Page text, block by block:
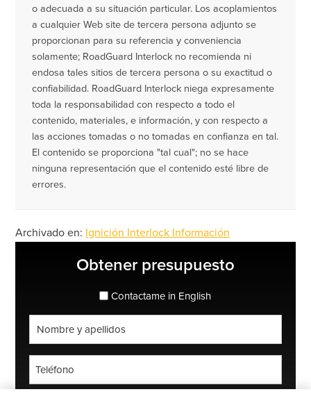
o adecuada a su situación particular. Los acoplamientos
a cualquier Web site de tercera persona adjunto se
proporcionan para su referencia y conveniencia
solamente; RoadGuard Interlock no recomienda ni
endosa tales sitios de tercera persona o su exactitud o
confiabilidad. RoadGuard Interlock niega expresamente
toda la responsabilidad con respecto a todo el
contenido, materiales, e información, y con respecto a
las acciones tomadas o no tomadas en confianza en tal.
El contenido se proporciona "tal cual"; no se hace
ninguna representación que el contenido esté libre de
errores.
Archivado en: Ignición Interlock Información
Obtener presupuesto
espanol_espanol
Contactame in English
*